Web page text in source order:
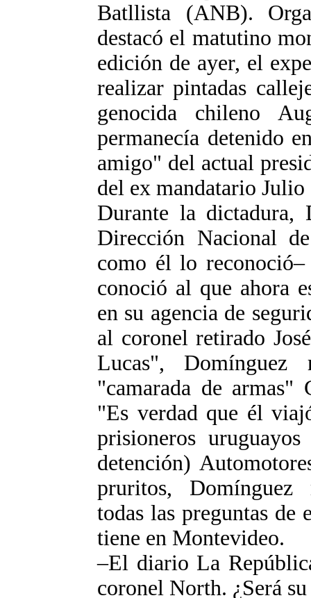
Batllista (ANB).
destacó el matutino
edición de ayer, el
realizar pintadas
genocida chileno
permanecía detenido
amigo" del actual
del ex mandatario
Durante la dictadura,
Dirección Nacional
como él lo
conoció al que ahora
en su agencia de
al coronel retirado
Lucas",
"camarada de armas"
"Es verdad que él
prisioneros
detención)
pruritos, Domínguez
todas las preguntas de
tiene en Montevideo.
–El diario La
coronel North. ¿Será